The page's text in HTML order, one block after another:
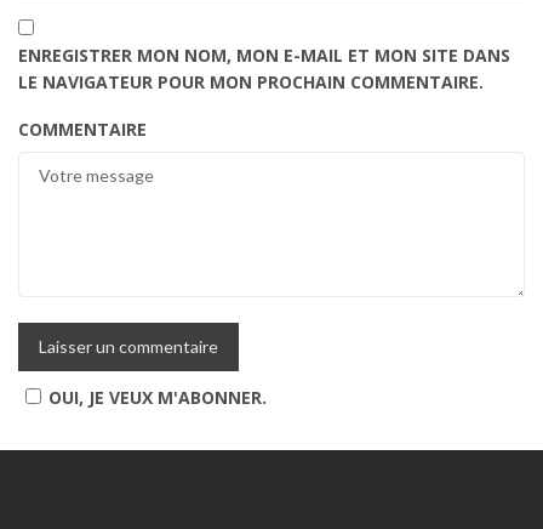
ENREGISTRER MON NOM, MON E-MAIL ET MON SITE DANS
LE NAVIGATEUR POUR MON PROCHAIN COMMENTAIRE.
COMMENTAIRE
OUI, JE VEUX M'ABONNER.